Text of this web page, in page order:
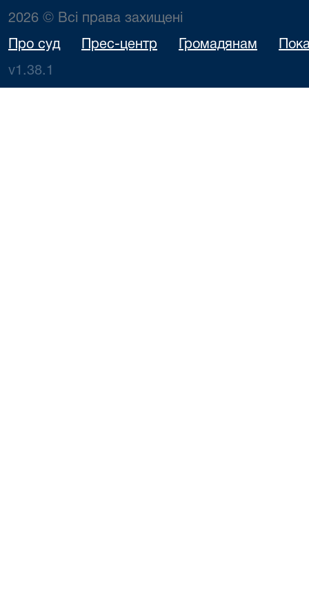
2026 © Всі права захищені
Про суд Прес-центр Громадянам
v1.38.1